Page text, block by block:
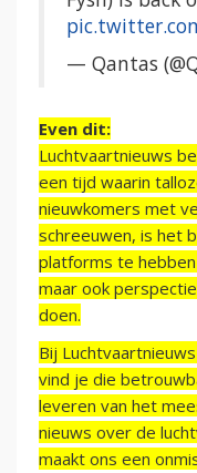
— Qantas
Even dit:
Luchtvaartnieuws
een tijd waarin
nieuwkomers met
schreeuwen, is het
platforms te
maar ook
doen.
Bij
vind je die
leveren van het
nieuws over de
maakt ons een